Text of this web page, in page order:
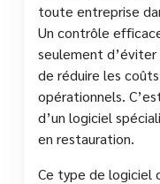
toute entreprise
Un contrôle
seulement d’éviter
de réduire les
opérationnels.
d’un logiciel
en restauration.
Ce type de logiciel